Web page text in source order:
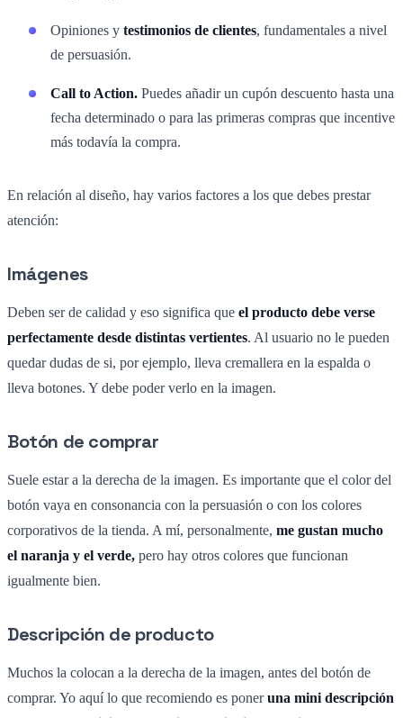
Opiniones y testimonios de clientes, fundamentales a nivel
de persuasión.
Call to Action. Puedes añadir un cupón descuento hasta una
fecha determinado o para las primeras compras que incentive
más todavía la compra.
En relación al diseño, hay varios factores a los que debes prestar
atención:
Imágenes
Deben ser de calidad y eso significa que el producto debe verse
perfectamente desde distintas vertientes. Al usuario no le pueden
quedar dudas de si, por ejemplo, lleva cremallera en la espalda o
lleva botones. Y debe poder verlo en la imagen.
Botón de comprar
Suele estar a la derecha de la imagen. Es importante que el color del
botón vaya en consonancia con la persuasión o con los colores
corporativos de la tienda. A mí, personalmente, me gustan mucho
el naranja y el verde, pero hay otros colores que funcionan
igualmente bien.
Descripción de producto
Muchos la colocan a la derecha de la imagen, antes del botón de
comprar. Yo aquí lo que recomiendo es poneruna mini descripción